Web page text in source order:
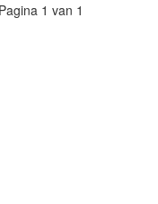
Pagina 1 van 1